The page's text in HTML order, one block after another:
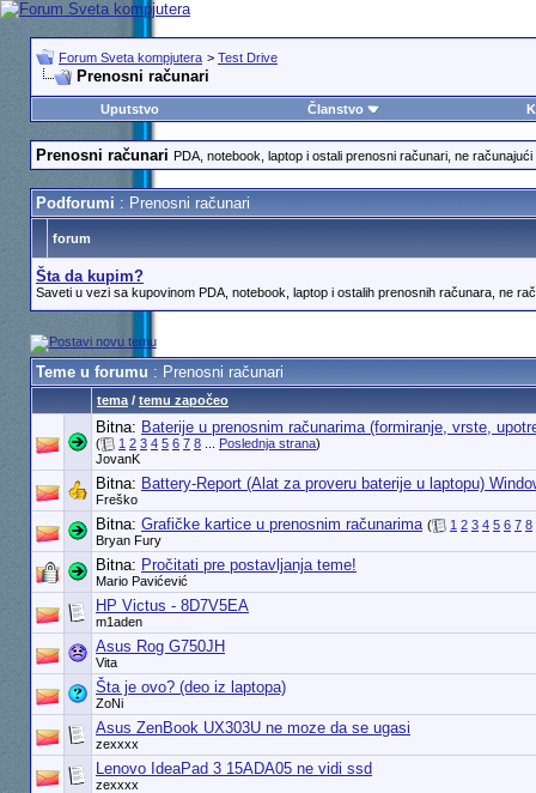
Forum Sveta kompjutera > Test Drive
Prenosni računari
Uputstvo Članstvo
Prenosni računari PDA, notebook, laptop i ostali prenosni računari, ne računajući
Podforumi : Prenosni računari
forum
Šta da kupim?
Saveti u vezi sa kupovinom PDA, notebook, laptop i ostalih prenosnih računara, ne
Teme u forumu: Prenosni računari
tema/ temu započeo
Bitna: Baterije u prenosnim računarima (formiranje, vrste,
( 1 2 3 4 5 6 7 8... Poslednja strana)
JovanK
Bitna: Battery-Report (Alat za proveru baterije u laptopu)
Freško
Bitna: Grafičke kartice u prenosnim računarima ( 1 2 3 4 5 6 7 8
Bryan Fury
Bitna: Pročitati pre postavljanja teme!
Mario Pavićević
HP Victus - 8D7V5EA
m1aden
Asus Rog G750JH
Vita
Šta je ovo? (deo iz laptopa)
ZoNi
Asus ZenBook UX303U ne moze da se ugasi
zexxxx
Lenovo IdeaPad 3 15ADA05 ne vidi ssd
zexxxx